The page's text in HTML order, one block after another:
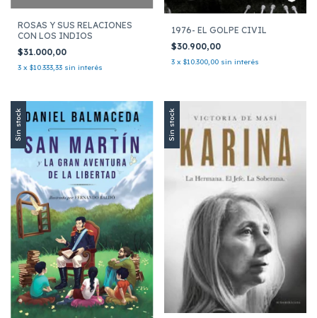
ROSAS Y SUS RELACIONES
CON LOS INDIOS
$31.000,00
3 x $10.333,33 sin interés
1976- EL GOLPE CIVIL
$30.900,00
3 x $10.300,00 sin interés
Sin stock Sin stock